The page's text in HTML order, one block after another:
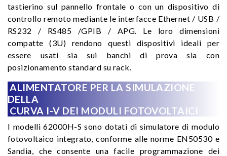
tastierino sul pannello frontale o con un dispositivo di
controllo remoto mediante le interfacce Ethernet / USB /
RS232 / RS485 /GPIB / APG. Le loro dimensioni
compatte (3U) rendono questi dispositivi ideali per
essere usati sia sui banchi di prova sia con
posizionamento standard su rack.
ALIMENTATORE PER LA SIMULAZIONE
DELLA
CURVA I-V DEI MODULI FOTOVOLTAICI
I modelli 62000H-S sono dotati di simulatore di modulo
fotovoltaico integrato, conforme alle norme EN50530 e
Sandia, che consente una facile programmazione dei